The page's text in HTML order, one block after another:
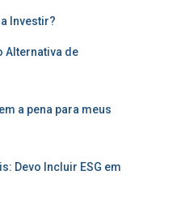
Investir?
Alternativa de
a pena para meus
Devo Incluir ESG em